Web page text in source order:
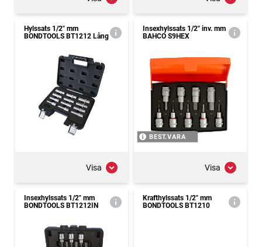
Hylssats 1/2" mm
BONDTOOLS BT1212 Lång
Visa
Insexhylssats 1/2" inv. mm
BAHCO S9HEX
BEST.VARA
Visa
Insexhylssats 1/2" mm
BONDTOOLS BT1212IN
Krafthylssats 1/2" mm
BONDTOOLS BT1210